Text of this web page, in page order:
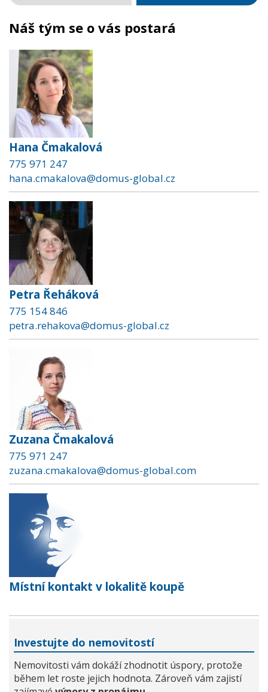
Náš tým se o vás postará
Hana Čmakalová
775 971 247
hana.cmakalova@domus-global.cz
Petra Řeháková
775 154 846
petra.rehakova@domus-global.cz
Zuzana Čmakalová
775 971 247
zuzana.cmakalova@domus-global.com
Místní kontakt v lokalitě koupě
Investujte do nemovitostí
Nemovitosti vám dokáží zhodnotit úspory, protože
během let roste jejich hodnota. Zároveň vám zajistí